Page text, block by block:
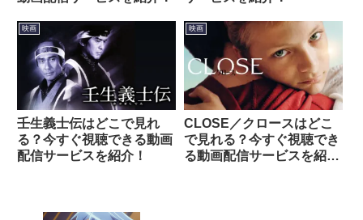
映画
壬生義士伝はどこで見れ
る？今すぐ視聴できる動画
配信サービスを紹介！
映画
CLOSE／クロースはどこ
で見れる？今すぐ視聴でき
る動画配信サービスを紹